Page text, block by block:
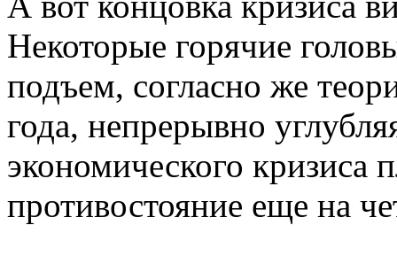
Некоторые горячие
подъем, согласно же
года, непрерывно
экономического кризиса
противостояние еще на